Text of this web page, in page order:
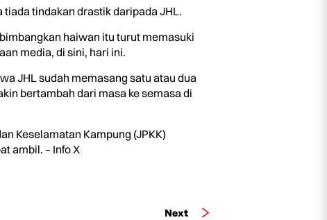
tindakan drastik daripada JHL.
haiwan itu turut memasuki
media, di sini, hari ini.
JHL sudah memasang satu atau dua
bertambah dari masa ke semasa di
Keselamatan Kampung (JPKK)
ambil. – Info X
Next